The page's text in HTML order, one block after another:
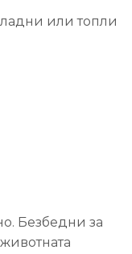
или топли
Безбедни за